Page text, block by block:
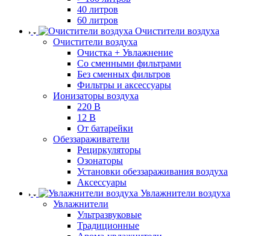
40 литров
60 литров
Очистители воздуха
Очистители воздуха
Очистка + Увлажнение
Cо сменными фильтрами
Без сменных фильтров
Фильтры и аксессуары
Ионизаторы воздуха
220 В
12 В
От батарейки
Обеззараживатели
Рециркуляторы
Озонаторы
Установки обеззараживания воздуха
Аксессуары
Увлажнители воздуха
Увлажнители
Ультразвуковые
Традиционные